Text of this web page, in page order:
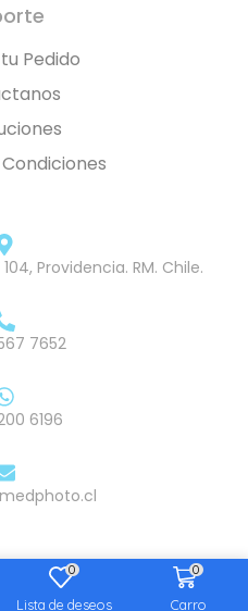
0
Lista de deseos
0
Carro
Pedido
Providencia. RM. Chile.
7652
6196
derechos reservados.